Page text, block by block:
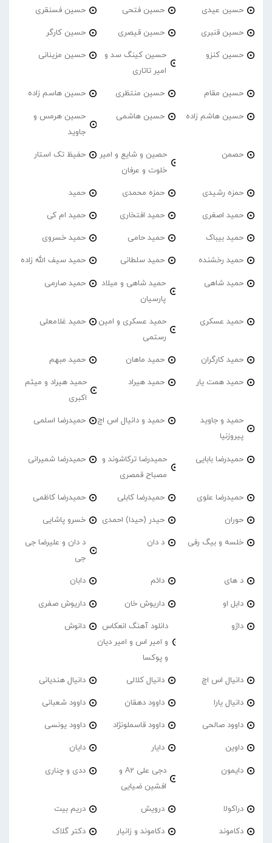
حسین عیدی حسین فتحی حسین فسنقری
حسین قنبری حسین قیصری حسین کارگر
حسین کنزو
حسین کینگ سد و
امیر تاتاری
حسین مزینانی
حسین مقام حسین منتظری حسین هاسم زاده
حسین هاشم زاده حسین هاشمی
حسین هرمس و
جاوید
حصمن
حصین و شایع و امیر
خلوت و عرفان
حفیظ تک استار
حمزه رشیدی حمزه محمدی حمید
حمید اصغری حمید افتخاری حمید ام کی
حمید بیباک حمید حامی حمید خسروی
حمید رخشنده حمید سلطانی حمید سیف الله زاده
حمید شاهی
حمید شاهی و میلاد
پارسیان
حمید صارمی
حمید عسکری
حمید عسکری و امین
رستمی
حمید غلامعلی
حمید کارگران حمید ماهان حمید مبهم
حمید همت یار حمید هیراد
حمید هیراد و میثم
اکبری
حمید و جاوید
پیروزنیا
حمید و دانیال اس اچ حمیدرضا اسلمی
حمیدرضا بابایی
حمیدرضا ترکاشوند و
مصباح قمصری
حمیدرضا شمیرانی
حمیدرضا علوی حمیدرضا کابلی حمیدرضا کاظمی
حوران حیدر (حیدا) احمدی خسرو پاشایی
خلسه و بیگ رفی د دان
د دان و علیرضا جی
جی
د های دائم دابان
دابل او داریوش خان داریوش صفری
داژو
دانلود آهنگ انعکاس
و امیر اس و امیر دیان
و پوکسا
دانوش
دانیال اس اچ دانیال کلالی دانیال هندیانی
دانیال یارا داوود دهقان داوود شعبانی
داوود صالحی داوود قاسملونژاد داوود یونسی
داوین دایار دایان
دایمون
دجی علی A2 و
افشین ضیایی
ددی و چناری
دراکولا درویش دریم بیت
دکاموند دکاموند و زانیار دکتر گلاک